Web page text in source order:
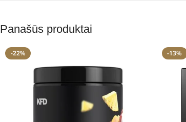
Panašūs produktai
-22% -13%